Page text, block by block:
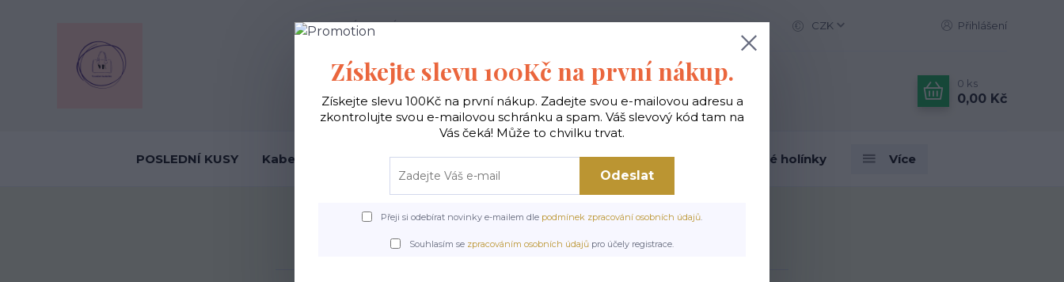
OBCHODNÍ PODMÍNKY JAK NAKUPOVAT KONTAKTY CZK Přihlášení
0 ks
0,00 Kč
POSLEDNÍ KUSY Kabelky ekologické Vaky na záda Polštáře Doplňky Designové holínky Více
Kabelky ekologické Kabelky velké Kabelky vyšívané velké Kabelka Excent - Psí pexeso
Získejte slevu 100Kč na první nákup.
Získejte slevu 100Kč na první nákup. Zadejte svou e-mailovou adresu a
zkontrolujte svou e-mailovou schránku a spam. Váš slevový kód tam na
Vás čeká! Může to chvilku trvat.
Odeslat
Přeji si odebírat novinky e-mailem dle podmínek zpracování osobních údajů.
Souhlasím se zpracováním osobních údajů pro účely registrace.